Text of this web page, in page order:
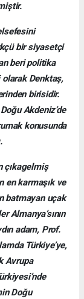
bir siyasetçi
beri politika
Denktaş,
birisidir.
Akdeniz’de
konusunda
çıkagelmiş
en karmaşık ve
batmayan uçak
Almanya’sının
adam, Prof.
Türkiye’ye,
Avrupa
Doğu